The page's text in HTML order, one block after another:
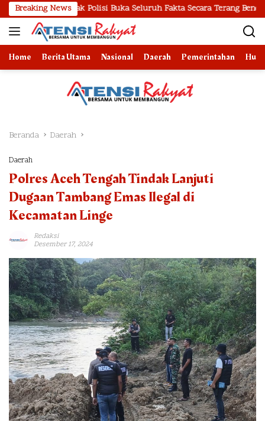
Langsung
ke
konten
Breaking News
Polisi Buka Seluruh Fakta Secara Terang Benderang
Home Berita Utama Nasional Daerah Pemerintahan
Beranda Daerah
Daerah
Polres Aceh Tengah Tindak Lanjuti
Dugaan Tambang Emas Ilegal di
Kecamatan Linge
Redaksi
Desember 17, 2024